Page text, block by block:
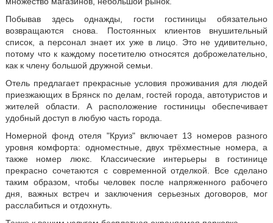
Побывав здесь однажды, гости гостиницы обязательно
возвращаются снова. Постоянных клиентов внушительный
список, а персонал знает их уже в лицо. Это не удивительно,
потому что к каждому посетителю относятся доброжелательно,
как к члену большой дружной семьи.
Отель предлагает прекрасные условия проживания для людей
приезжающих в Брянск по делам, гостей города, автотуристов и
жителей области. А расположение гостиницы обеспечивает
удобный доступ в любую часть города.
Номерной фонд отеля "Круиз" включает 13 номеров разного
уровня комфорта: одноместные, двух трёхместные номера, а
также номер люкс. Классические интерьеры в гостинице
прекрасно сочетаются с современной отделкой. Все сделано
таким образом, чтобы человек после напряженного рабочего
дня, важных встреч и заключения серьезных договоров, мог
расслабиться и отдохнуть.